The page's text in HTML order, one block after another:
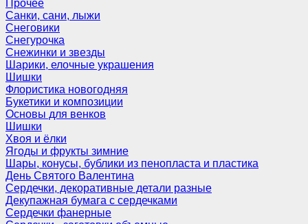
Прочее
Санки, сани, лыжи
Снеговики
Снегурочка
Снежинки и звезды
Шарики, елочные украшения
Шишки
Флористика новогодняя
Букетики и композиции
Основы для венков
Шишки
Хвоя и ёлки
Ягоды и фрукты зимние
Шары, конусы, бублики из пенопласта и пластика
День Святого Валентина
Сердечки, декоративные детали разные
Декупажная бумага с сердечками
Сердечки фанерные